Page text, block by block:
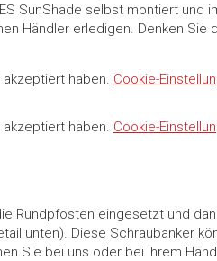
SunShade selbst montiert und
Händler erledigen. Denken Sie
haben. Cookie-
haben. Cookie-
Rundpfosten eingesetzt und
unten). Diese Schraubanker
Sie bei uns oder bei Ihrem